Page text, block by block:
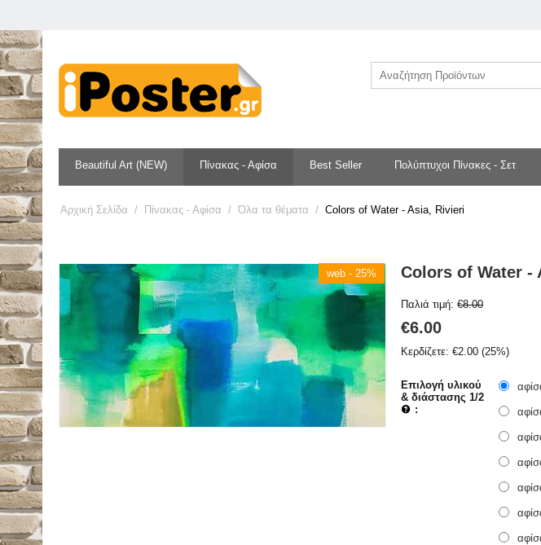
Beautiful Art (NEW) Πίνακας - Αφίσα Best Seller Πολύπτυχοι Πίνακες - Σετ
Αρχική Σελίδα / Πίνακας - Αφίσα / Όλα τα θέματα / Colors of Water - Asia, Rivieri
web - 25% Colors of Water -
Παλιά τιμή: €8.00
€6.00
Κερδίζετε: €2.00 (25%)
Επιλογή υλικού
& διάστασης 1/2
: